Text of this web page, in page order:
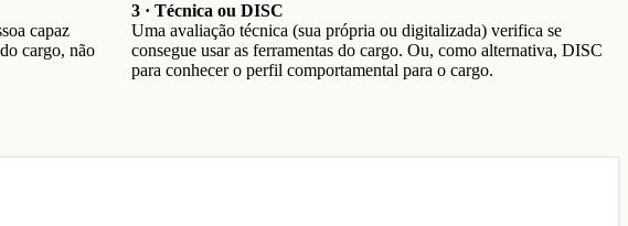
capaz
cargo, não
3 · Técnica ou DISC
Uma avaliação técnica (sua própria ou digitalizada) verifica se
consegue usar as ferramentas do cargo. Ou, como alternativa, DISC
para conhecer o perfil comportamental para o cargo.